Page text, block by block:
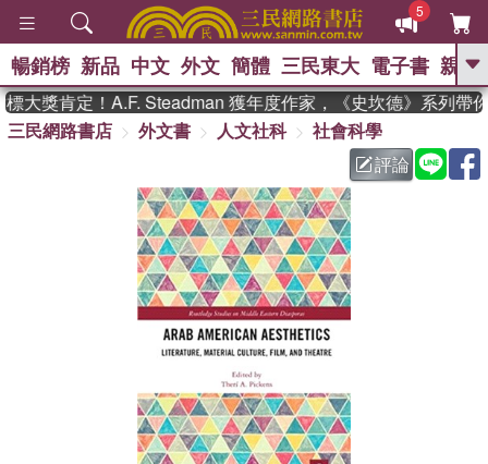
5
GO
熱搜： 東野圭吾 、 高希均教授回憶錄
父親節 、 如果歷
暑期推薦 、 國際布克
獎 臺灣漫遊錄 、 方念華
登輝時代 、 數學女孩：黎曼猜想
偉大的迷走神經
暢銷榜 新品 中文 外文 簡體 三民東大 電子書 親子
大獎肯定！A.F. Steadman 獲年度作家，《史坎德》系列帶你
三民網路書店
外文書 人文社科
社會科學
評論